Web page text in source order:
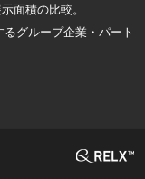
面積の比較。
グループ企業・パート